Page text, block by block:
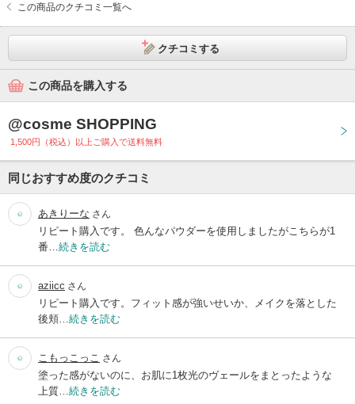
この商品のクチコミ一覧へ
クチコミする
この商品を購入する
@cosme SHOPPING
1,500円（税込）以上ご購入で送料無料
同じおすすめ度のクチコミ
あきりーな さん
リピート購入です。 色んなパウダーを使用しましたがこちらが1
番… 続きを読む
aziicc さん
リピート購入です。フィット感が強いせいか、メイクを落とした
後頬… 続きを読む
こもっこっこ さん
塗った感がないのに、お肌に1枚光のヴェールをまとったような
上質… 続きを読む